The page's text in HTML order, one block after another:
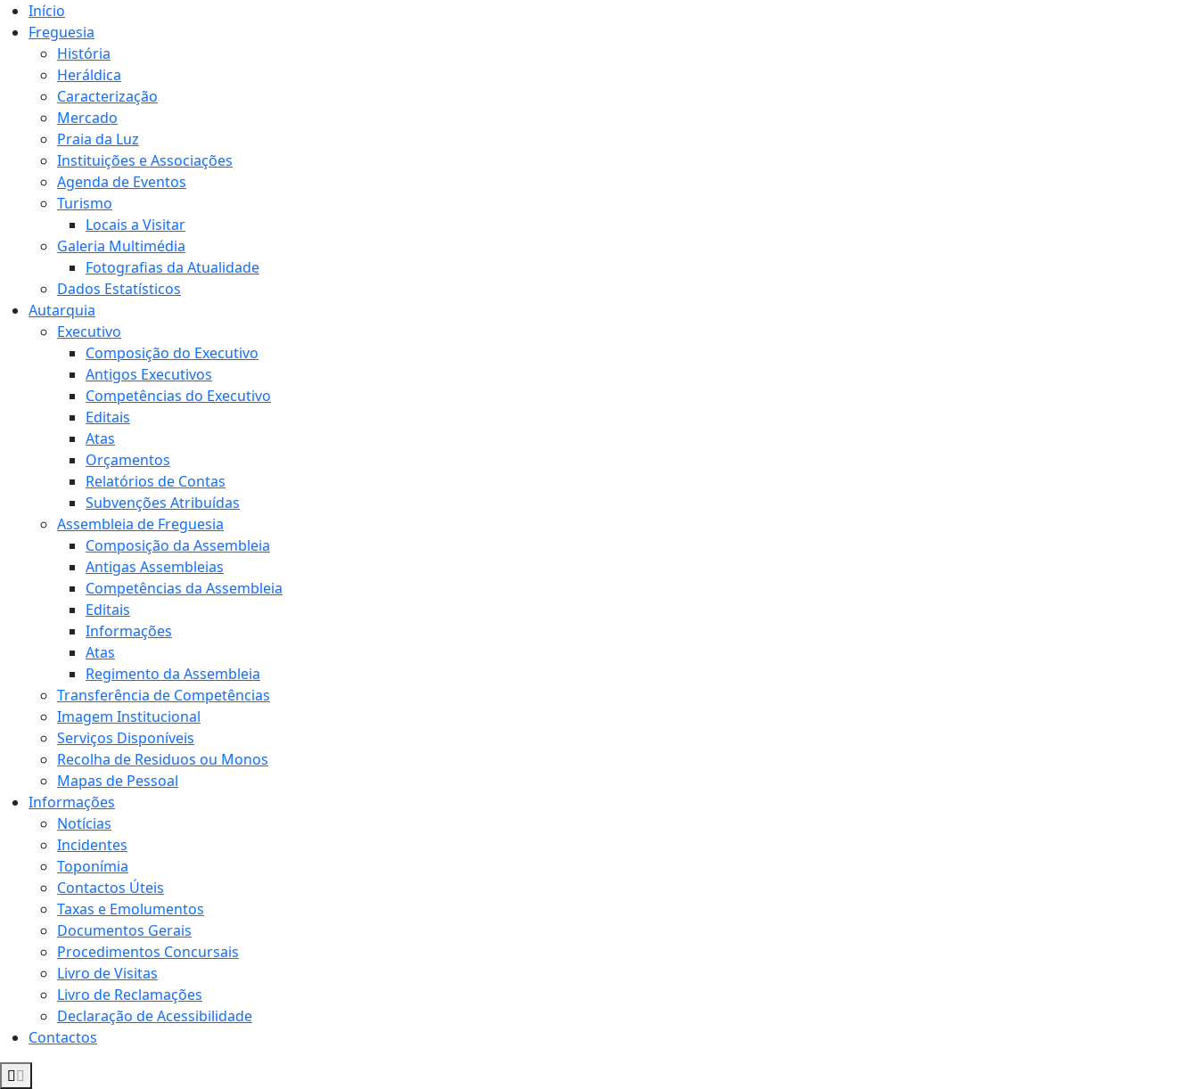
Início
Freguesia
História
Heráldica
Caracterização
Mercado
Praia da Luz
Instituições e Associações
Agenda de Eventos
Turismo
Locais a Visitar
Galeria Multimédia
Fotografias da Atualidade
Dados Estatísticos
Autarquia
Executivo
Composição do Executivo
Antigos Executivos
Competências do Executivo
Editais
Atas
Orçamentos
Relatórios de Contas
Subvenções Atribuídas
Assembleia de Freguesia
Composição da Assembleia
Antigas Assembleias
Competências da Assembleia
Editais
Informações
Atas
Regimento da Assembleia
Transferência de Competências
Imagem Institucional
Serviços Disponíveis
Recolha de Residuos ou Monos
Mapas de Pessoal
Informações
Notícias
Incidentes
Toponímia
Contactos Úteis
Taxas e Emolumentos
Documentos Gerais
Procedimentos Concursais
Livro de Visitas
Livro de Reclamações
Declaração de Acessibilidade
Contactos